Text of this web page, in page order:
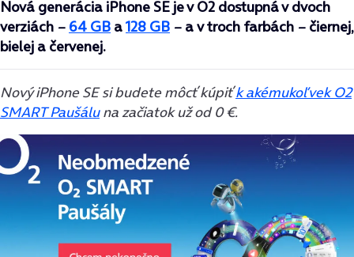
Nová generácia iPhone SE je v O2 dostupná v dvoch
verziách − 64 GB a128 GB − a v troch farbách − čiernej,
bielej a červenej.
Nový iPhone SE si budete môcť kúpiťk akémukoľvek O2
SMART Paušáluna začiatok už od 0 €.